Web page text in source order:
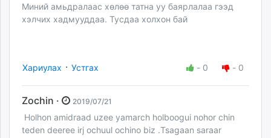
Миний амьдралаас хөлөө татна уу баярлалаа гээд
хэлчих хадмууддаа. Тусдаа холхон бай
Хариулах · Устгах - 0 - 0
Zochin · 2019/07/21
Holhon amidraad uzee yamarch holboogui nohor chin
teden deeree irj ochuul ochino biz .Tsagaan saraar